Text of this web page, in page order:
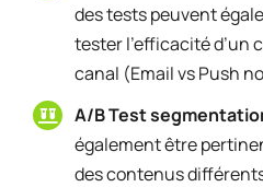
des tests peuvent
tester l’efficacité d’un
canal (Email vs Push
A/B Test
également être
des contenus